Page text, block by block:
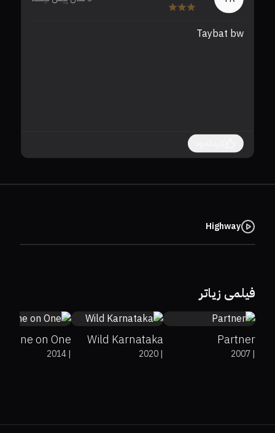
Taybat bw
Highway
فیلمی زیاتر
Partner
|
2007
Wild Karnataka
|
2020
One on One
|
2014